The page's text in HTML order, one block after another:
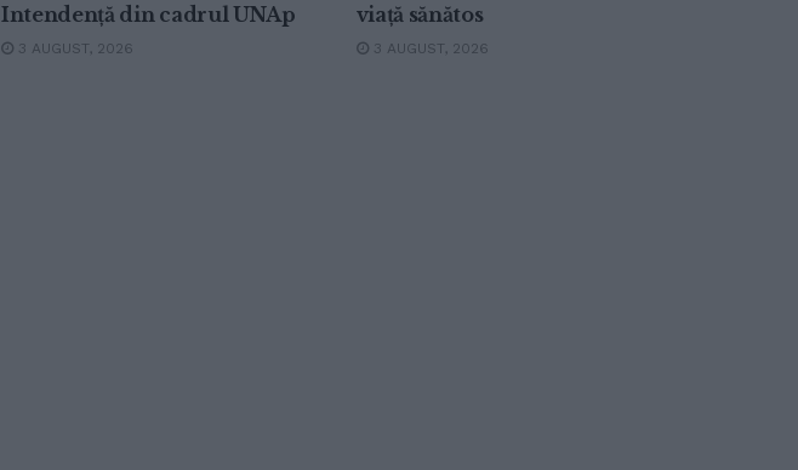
Intendență din cadrul UNAp
3 AUGUST, 2026
viață sănătos
3 AUGUST, 2026